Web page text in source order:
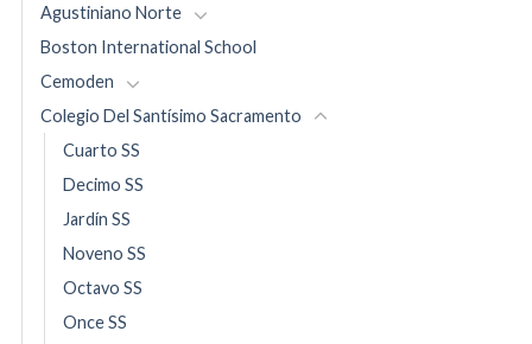
Agustiniano Norte
Boston International School
Cemoden
Colegio Del Santísimo Sacramento
Cuarto SS
Decimo SS
Jardín SS
Noveno SS
Octavo SS
Once SS